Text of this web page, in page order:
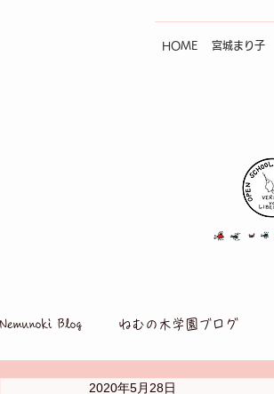
HOME 宮城まり子
Nemunoki Blog ねむの木学園ブログ
2020年5月28日